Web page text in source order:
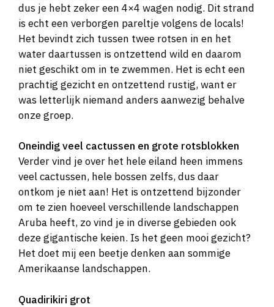
dus je hebt zeker een 4×4 wagen nodig. Dit strand
is echt een verborgen pareltje volgens de locals!
Het bevindt zich tussen twee rotsen in en het
water daartussen is ontzettend wild en daarom
niet geschikt om in te zwemmen. Het is echt een
prachtig gezicht en ontzettend rustig, want er
was letterlijk niemand anders aanwezig behalve
onze groep.
Oneindig veel cactussen en grote rotsblokken
Verder vind je over het hele eiland heen immens
veel cactussen, hele bossen zelfs, dus daar
ontkom je niet aan! Het is ontzettend bijzonder
om te zien hoeveel verschillende landschappen
Aruba heeft, zo vind je in diverse gebieden ook
deze gigantische keien. Is het geen mooi gezicht?
Het doet mij een beetje denken aan sommige
Amerikaanse landschappen.
Quadirikiri grot